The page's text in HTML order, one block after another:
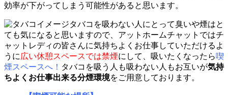
効率が下がってしまう可能性があると思います。
タバコを吸わない人にとって臭いや煙はと
ても気になると思いますので、アットホームチャットではチ
ャットレディの皆さんに気持ちよくお仕事していただけるよ
うに広い休憩スペースでは禁煙にして、吸いたくなったら喫
煙スペースへ！ タバコを吸う人も吸わない人もお互いが気持
ちよくお仕事出来る分煙環境をご用意しております。